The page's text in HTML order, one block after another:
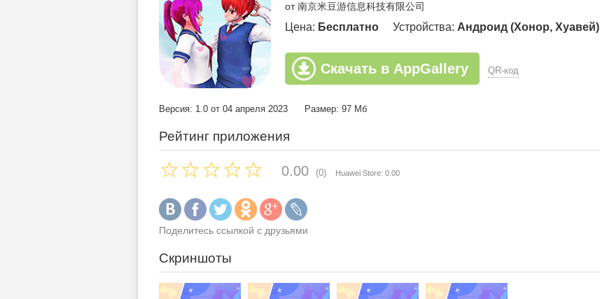
от 南京米豆游信息科技有限公司
Цена: Бесплатно Устройства: Андроид (Хонор, Хуавей)
Скачать в AppGallery QR-код
Версия: 1.0 от 04 апреля 2023 Размер: 97 Мб
Рейтинг приложения
0.00 (0) Huawei Store: 0.00
Поделитесь ссылкой с друзьями
Скриншоты